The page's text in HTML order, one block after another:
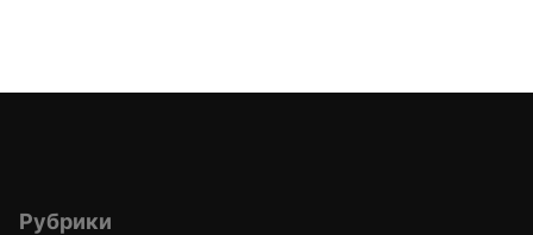
Рубрики